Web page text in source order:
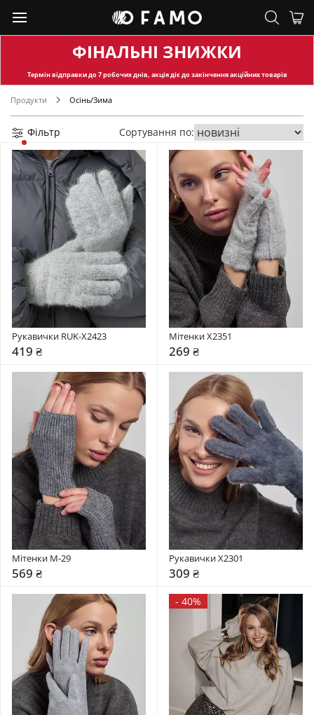
ФІНАЛЬНІ ЗНИЖКИ
Термін відправкидо 7 робочих днів, акція діє до закінчення акційних товарів
Продукти Осінь/Зима
Фільтр Сортування по:
Рукавички RUK-X2423
419 ₴
Мітенки X2351
269 ₴
Мітенки М-29
569 ₴
Рукавички X2301
309 ₴
- 40%